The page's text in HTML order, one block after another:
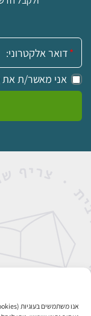
אימייל:
אני מאשר/ת את
אבן